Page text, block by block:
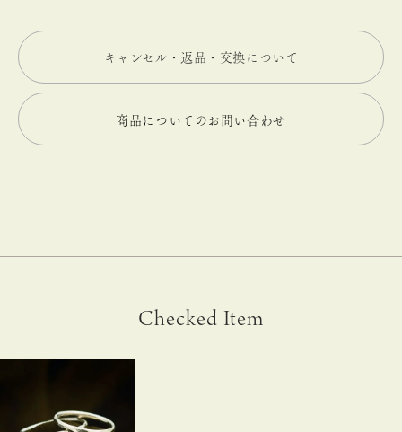
キャンセル・返品・交換について
商品についてのお問い合わせ
Checked Item